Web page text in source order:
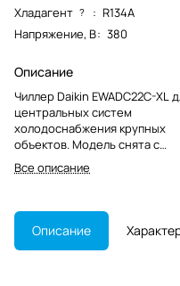
Хладагент ? : R134A
Напряжение, В: 380
Описание
Чиллер Daikin EWADC22C-XL
центральных систем
холодоснабжения крупных
объектов. Модель снята с
производства, поэтому важна
точная идентификация по
подборе узлов.
Все описание
Описание